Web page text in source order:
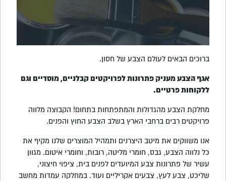
ברוכים הבאים לעולם הצבע של חסון.
אגף הצבע מעניק פתרונות לפרויקטים קבלניים,מוסדיים וגם
ללקוחות פרטיים.
מחלקת הצבע מהגדולות והמתפתחות בתחום! הקבוצה מלווה
פרויקטים רבים ברחבי הארץ בשלב הצבע החוץ והפנים.
אנו משווקים את מיטב היצרנים ותמהיל המוצרים שלנו מקיף את
כל נלווה הצבע, גבס, חומרי מליטה, רובות, וחומרי איטום. מגוון
עשיר של פתרונות צבע המיועדים לפנים בית, ציפוי חיצוני,
שליכט, צבע לעץ, צבעים אקריליים ועוד. במחלקה עמדות מחשב